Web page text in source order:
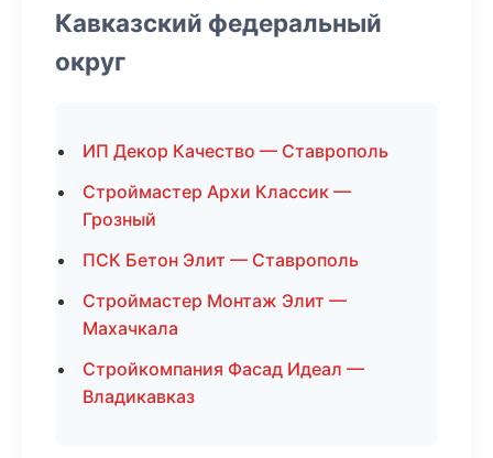
Кавказский федеральный
округ
ИП Декор Качество — Ставрополь
Строймастер Архи Классик —
Грозный
ПСК Бетон Элит — Ставрополь
Строймастер Монтаж Элит —
Махачкала
Стройкомпания Фасад Идеал —
Владикавказ